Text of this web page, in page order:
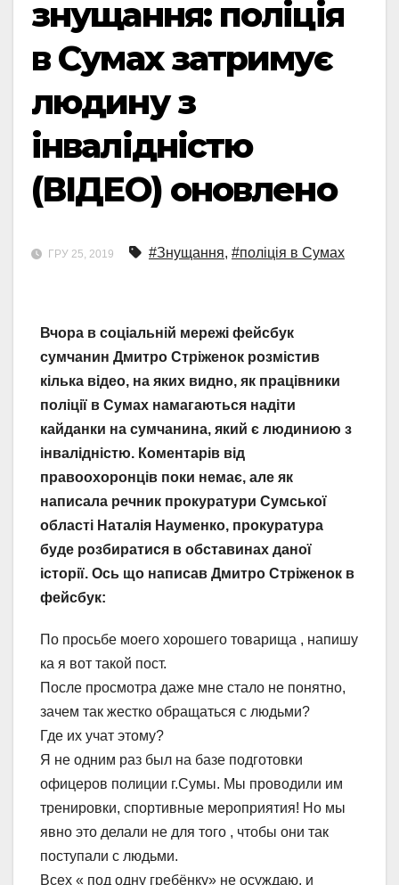
знущання: поліція
в Сумах затримує
людину з
інвалідністю
(ВІДЕО) оновлено
ГРУ 25, 2019 #Знущання, #поліція в Сумах
Вчора в соціальній мережі фейсбук
сумчанин Дмитро Стріженок розмістив
кілька відео, на яких видно, як працівники
поліції в Сумах намагаються надіти
кайданки на сумчанина, який є людиниою з
інвалідністю. Коментарів від
правоохоронців поки немає, але як
написала речник прокуратури Сумської
області Наталія Науменко, прокуратура
буде розбиратися в обставинах даної
історії. Ось що написав Дмитро Стріженок в
фейсбук:
По просьбе моего хорошего товарища , напишу
ка я вот такой пост.
После просмотра даже мне стало не понятно,
зачем так жестко обращаться с людьми?
Где их учат этому?
Я не одним раз был на базе подготовки
офицеров полиции г.Сумы. Мы проводили им
тренировки, спортивные мероприятия! Но мы
явно это делали не для того , чтобы они так
поступали с людьми.
Всех « под одну гребёнку» не осуждаю, и